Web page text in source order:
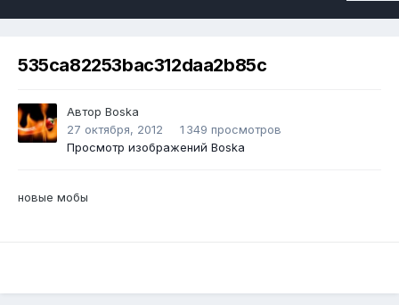
535ca82253bac312daa2b85c
Автор Boska
27 октября, 2012
1 349 просмотров
Просмотр изображений Boska
новые мобы